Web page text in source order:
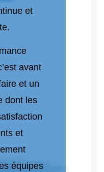
et
avant
et un
dont les
et
équipes